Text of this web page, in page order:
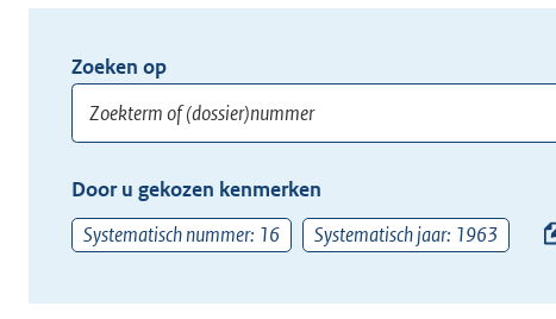
Opnieuw
zoeken:
Zoeken op
of
(dossier)nummer
hier
uw
zoekterm
Door u gekozen kenmerken
Systematisch nummer: 16
Systematisch jaar: 1963